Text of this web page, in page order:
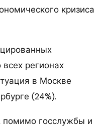
кризиса
регионах
в Москве
(24%).
помимо госслужбы и